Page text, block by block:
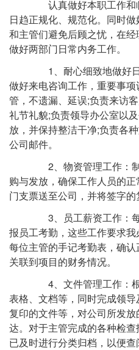
认真做好本职工作和
日趋正规化、规范化。同时
和主管们避免后顾之忧，在
做好两部门日常内务工作。
1、耐心细致地做好日
做好来电咨询工作，重要事
管，不遗漏、延误;负责来访
礼节礼貌;负责领导办公室以
放，并保持整洁干净;负责各
公司邮件。
2、物资管理工作：
购与发放，确保工作人员的
门支票送至公司，并将签字的
3、员工薪资工作：
报员工考勤，这些工作要求
每位主管的手记考勤表，确
关联到项目的财务情况。
4、文件管理工作：
表格、文档等，同时完成领导
复印的文件等，对公司所发
达。对于主管完成的各种检
已及时进行分类归档，以便查